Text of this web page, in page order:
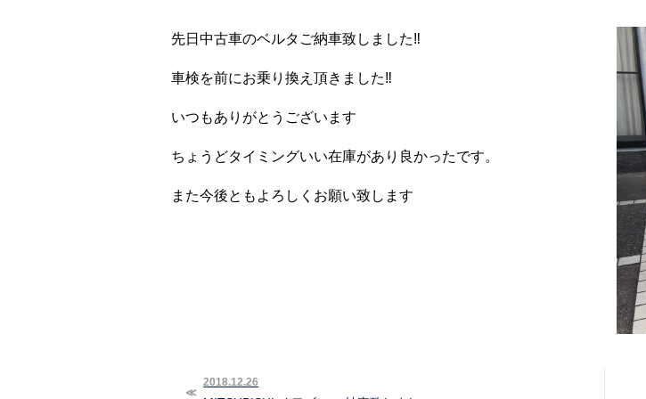
先日中古車のベルタご納車致しました‼︎
車検を前にお乗り換え頂きました‼︎
いつもありがとうございます
ちょうどタイミングいい在庫があり良かったです。
また今後ともよろしくお願い致します
2018.12.26